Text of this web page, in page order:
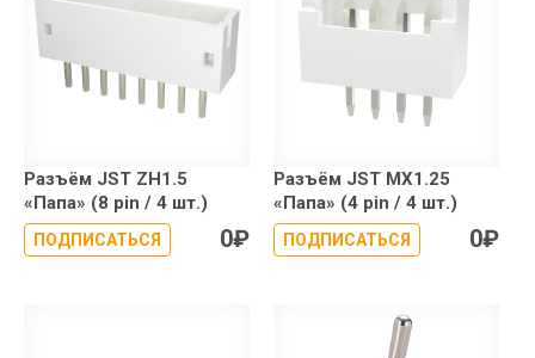
Разъём JST ZH1.5
«Папа» (8 pin / 4 шт.)
ПОДПИСАТЬСЯ 0₽
Разъём JST MX1.25
«Папа» (4 pin / 4 шт.)
ПОДПИСАТЬСЯ 0₽